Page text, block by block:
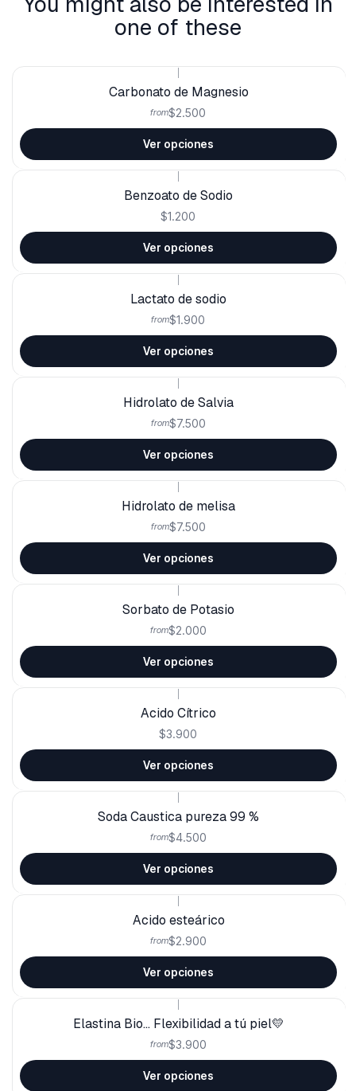
one of these
Carbonato de Magnesio
from$2.500
Ver opciones
Benzoato de Sodio
$1.200
Ver opciones
Lactato de sodio
from$1.900
Ver opciones
Hidrolato de Salvia
from$7.500
Ver opciones
Hidrolato de melisa
from$7.500
Ver opciones
Sorbato de Potasio
from$2.000
Ver opciones
Acido Cítrico
$3.900
Ver opciones
Soda Caustica pureza 99 %
from$4.500
Ver opciones
Acido esteárico
from$2.900
Ver opciones
Elastina Bio... Flexibilidad a tú piel💛
from$3.900
Ver opciones